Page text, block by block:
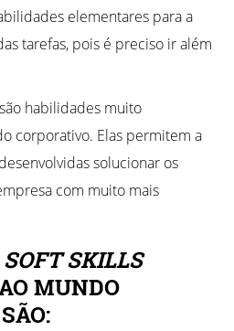
elementares para a
tarefas, pois é preciso ir além
habilidades muito
corporativo. Elas permitem a
solucionar os
com muito mais
SOFT SKILLS
MUNDO